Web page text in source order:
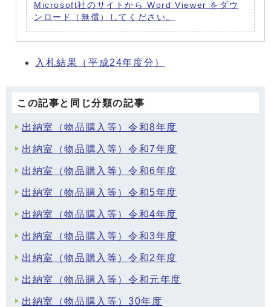
Microsoft社のサイトから Word Viewer をダウ
ンロード（無償）してください。
入札結果（平成24年度分）
この記事と同じ分類の記事
出納室（物品購入等）令和8年度
出納室（物品購入等）令和7年度
出納室（物品購入等）令和6年度
出納室（物品購入等）令和5年度
出納室（物品購入等）令和4年度
出納室（物品購入等）令和3年度
出納室（物品購入等）令和2年度
出納室（物品購入等）令和元年度
出納室（物品購入等）30年度